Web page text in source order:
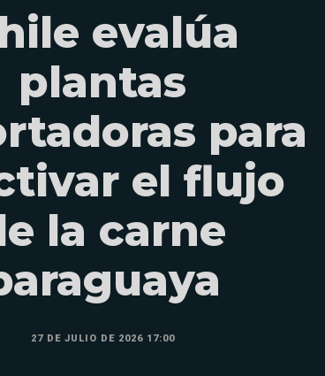
evalúa
plantas
para
el flujo
la carne
27 DE JULIO DE 2026 17:00